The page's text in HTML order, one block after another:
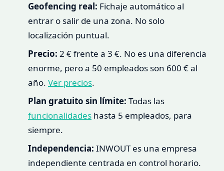
Geofencing real: Fichaje automático al
entrar o salir de una zona. No solo
localización puntual.
Precio: 2 € frente a 3 €. No es una diferencia
enorme, pero a 50 empleados son 600 € al
año. Ver precios.
Plan gratuito sin límite: Todas las
funcionalidades hasta 5 empleados, para
siempre.
Independencia: INWOUT es una empresa
independiente centrada en control horario.